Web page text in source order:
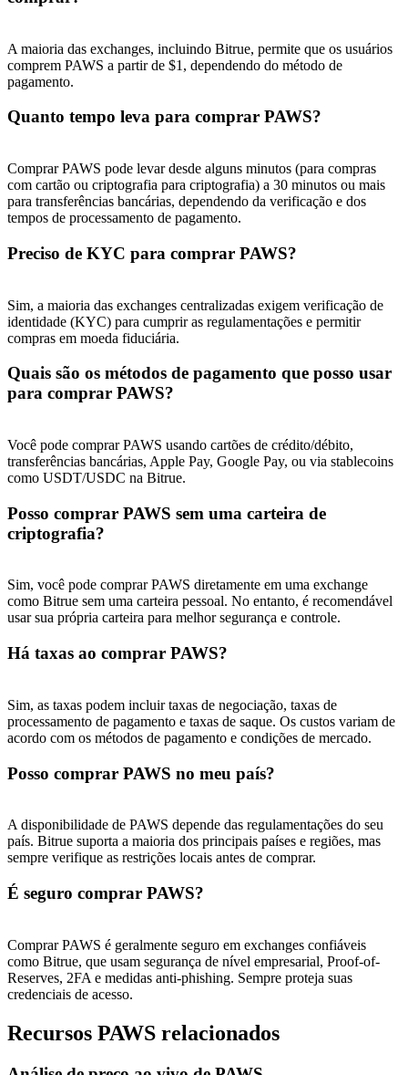
Deposit & Trade BTC to Share 25000 USDT prize pool!
Deposit CASHCAT & Win
Share 500000 CASHCAT prize pool
Exclusive for BitMart Users
Register & Trade to Win 500,000 USDT
Trade Gold & Silver · 33,333 USDT Bonus
USDT Flexible Staking | Daily Rewards
BTC New User Exclusive: 6.5% APR
Mais eventos
Ganhe prêmios e recompensas exclusivas
A maioria das exchanges, incluindo Bitrue, permite que os usuários
comprem PAWS a partir de $1, dependendo do método de
pagamento.
Quanto tempo leva para comprar PAWS?
Comprar PAWS pode levar desde alguns minutos (para compras
com cartão ou criptografia para criptografia) a 30 minutos ou mais
para transferências bancárias, dependendo da verificação e dos
tempos de processamento de pagamento.
Preciso de KYC para comprar PAWS?
Sim, a maioria das exchanges centralizadas exigem verificação de
identidade (KYC) para cumprir as regulamentações e permitir
compras em moeda fiduciária.
Quais são os métodos de pagamento que posso usar
para comprar PAWS?
Você pode comprar PAWS usando cartões de crédito/débito,
transferências bancárias, Apple Pay, Google Pay, ou via stablecoins
como USDT/USDC na Bitrue.
Posso comprar PAWS sem uma carteira de
criptografia?
Sim, você pode comprar PAWS diretamente em uma exchange
como Bitrue sem uma carteira pessoal. No entanto, é recomendável
usar sua própria carteira para melhor segurança e controle.
Há taxas ao comprar PAWS?
Sim, as taxas podem incluir taxas de negociação, taxas de
processamento de pagamento e taxas de saque. Os custos variam de
acordo com os métodos de pagamento e condições de mercado.
Posso comprar PAWS no meu país?
A disponibilidade de PAWS depende das regulamentações do seu
país. Bitrue suporta a maioria dos principais países e regiões, mas
sempre verifique as restrições locais antes de comprar.
É seguro comprar PAWS?
Comprar PAWS é geralmente seguro em exchanges confiáveis ​​
como Bitrue, que usam segurança de nível empresarial, Proof-of-
Reserves, 2FA e medidas anti-phishing. Sempre proteja suas
credenciais de acesso.
Recursos PAWS relacionados